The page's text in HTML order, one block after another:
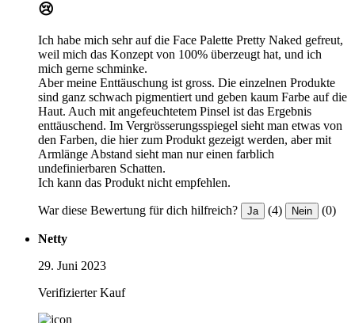
😢
Ich habe mich sehr auf die Face Palette Pretty Naked gefreut,
weil mich das Konzept von 100% überzeugt hat, und ich
mich gerne schminke.
Aber meine Enttäuschung ist gross. Die einzelnen Produkte
sind ganz schwach pigmentiert und geben kaum Farbe auf die
Haut. Auch mit angefeuchtetem Pinsel ist das Ergebnis
enttäuschend. Im Vergrösserungsspiegel sieht man etwas von
den Farben, die hier zum Produkt gezeigt werden, aber mit
Armlänge Abstand sieht man nur einen farblich
undefinierbaren Schatten.
Ich kann das Produkt nicht empfehlen.
War diese Bewertung für dich hilfreich? Ja (4) Nein (0)
Netty
29. Juni 2023
Verifizierter Kauf